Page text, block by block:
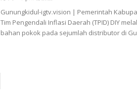
Gunungkidul-igtv.vision | Pemerintah
Tim Pengendali Inflasi Daerah (TPID) DIY
bahan pokok pada sejumlah distributor di